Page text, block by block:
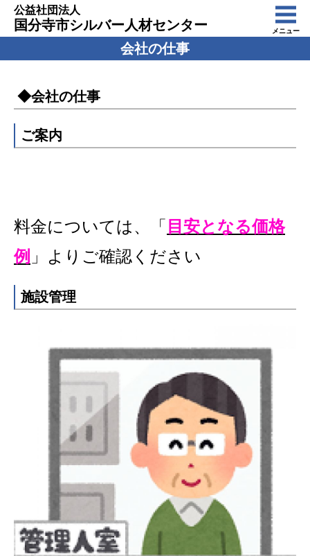
公益社団法人
国分寺市シルバー人材センター メニュー
会社の仕事
◆会社の仕事
ご案内
料金については、「 目安となる価格
例 」よりご確認ください
施設管理